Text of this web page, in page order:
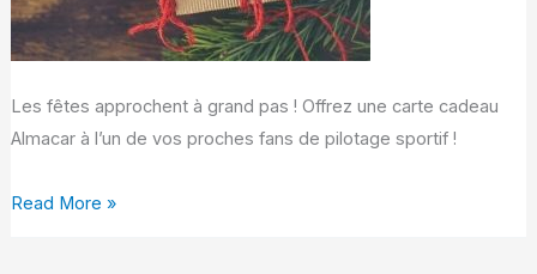
Les fêtes approchent à grand pas ! Offrez une carte cadeau
Almacar à l’un de vos proches fans de pilotage sportif !
Read More »